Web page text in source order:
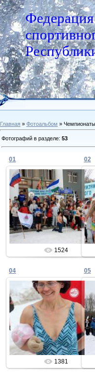
Федерация
Главная » Фотоальбом » Чемпионаты
Фотографий в разделе: 53
01
25.02.2013
Admin
1524
02
04
25.02.2013
Admin
1381
05